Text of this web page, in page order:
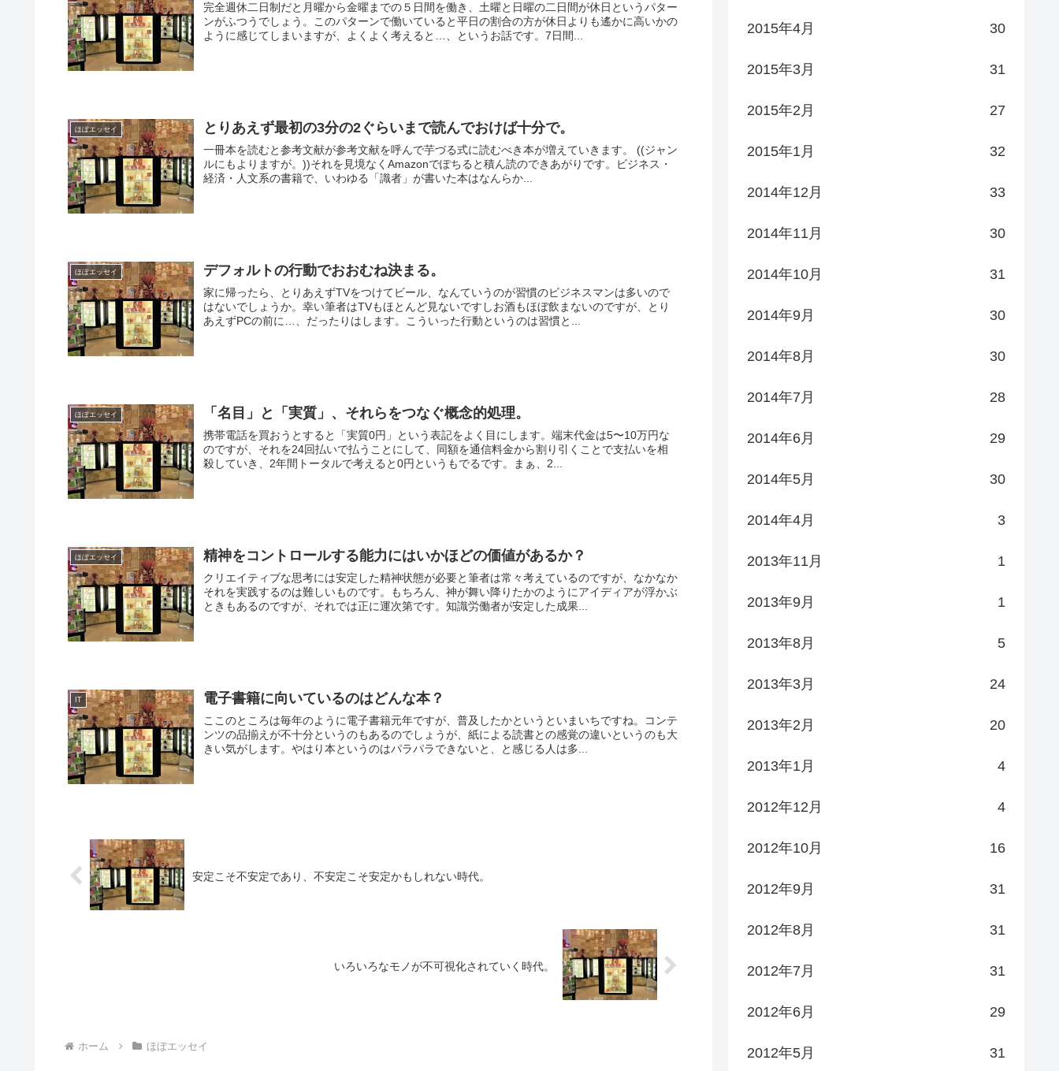
完全週休二日制だと月曜から金曜までの５日間を働き、土曜と日曜の二日間が休日というパター
ンがふつうでしょう。このパターンで働いていると平日の割合の方が休日よりも遙かに高いかの
ように感じてしまいますが、よくよく考えると…、というお話です。7日間...
ほぼエッセイ とりあえず最初の3分の2ぐらいまで読んでおけば十分で。
一冊本を読むと参考文献が参考文献を呼んで芋づる式に読むべき本が増えていきます。 ((ジャン
ルにもよりますが。))それを見境なくAmazonでぽちると積ん読のできあがりです。ビジネス・
経済・人文系の書籍で、いわゆる「識者」が書いた本はなんらか...
ほぼエッセイ デフォルトの行動でおおむね決まる。
家に帰ったら、とりあえずTVをつけてビール、なんていうのが習慣のビジネスマンは多いので
はないでしょうか。幸い筆者はTVもほとんど見ないですしお酒もほぼ飲まないのですが、とり
あえずPCの前に…、だったりはします。こういった行動というのは習慣と...
ほぼエッセイ 「名目」と「実質」、それらをつなぐ概念的処理。
携帯電話を買おうとすると「実質0円」という表記をよく目にします。端末代金は5〜10万円な
のですが、それを24回払いで払うことにして、同額を通信料金から割り引くことで支払いを相
殺していき、2年間トータルで考えると0円というもでるです。まぁ、2...
ほぼエッセイ 精神をコントロールする能力にはいかほどの価値があるか？
クリエイティブな思考には安定した精神状態が必要と筆者は常々考えているのですが、なかなか
それを実践するのは難しいものです。もちろん、神が舞い降りたかのようにアイディアが浮かぶ
ときもあるのですが、それでは正に運次第です。知識労働者が安定した成果...
IT 電子書籍に向いているのはどんな本？
ここのところは毎年のように電子書籍元年ですが、普及したかというといまいちですね。コンテ
ンツの品揃えが不十分というのもあるのでしょうが、紙による読書との感覚の違いというのも大
きい気がします。やはり本というのはパラパラできないと、と感じる人は多...
安定こそ不安定であり、不安定こそ安定かもしれない時代。
いろいろなモノが不可視化されていく時代。
ホーム ほぼエッセイ
2015年4月 30
2015年3月 31
2015年2月 27
2015年1月 32
2014年12月 33
2014年11月 30
2014年10月 31
2014年9月 30
2014年8月 30
2014年7月 28
2014年6月 29
2014年5月 30
2014年4月 3
2013年11月 1
2013年9月 1
2013年8月 5
2013年3月 24
2013年2月 20
2013年1月 4
2012年12月 4
2012年10月 16
2012年9月 31
2012年8月 31
2012年7月 31
2012年6月 29
2012年5月 31